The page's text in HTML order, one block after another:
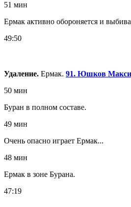
51 мин
Ермак активно обороняется и
49:50
Удаление. Ермак. 91. Юшков
50 мин
Буран в полном составе.
49 мин
Очень опасно играет Ермак...
48 мин
Ермак в зоне Бурана.
47:19